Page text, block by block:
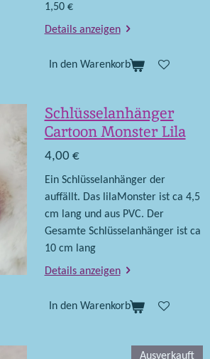
1,50 €
Details anzeigen
In den Warenkorb
Schlüsselanhänger
Cartoon Monster Lila
4,00 €
Ein Schlüsselanhänger der
auffällt. Das lilaMonster ist ca 4,5
cm lang und aus PVC. Der
Gesamte Schlüsselanhänger ist ca
10 cm lang
Details anzeigen
In den Warenkorb
Ausverkauft